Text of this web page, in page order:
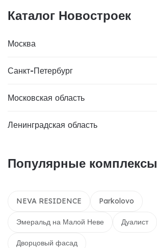
Каталог Новостроек
Москва
Санкт-Петербург
Московская область
Ленинградская область
Популярные комплексы
NEVA RESIDENCE Parkolovo
Эмеральд на Малой Неве Дуалист
Дворцовый фасад